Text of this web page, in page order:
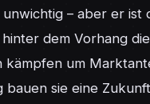
– aber er ist
dem Vorhang
kämpfen um
sie eine